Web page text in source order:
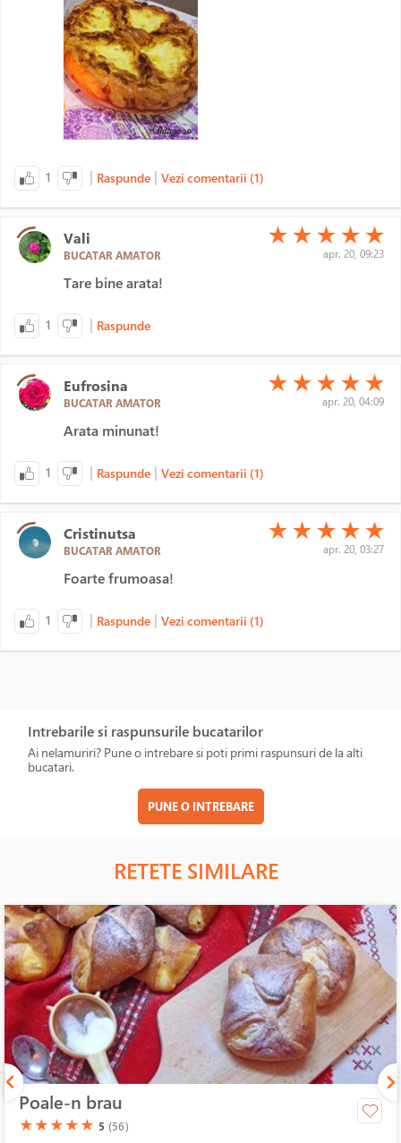
1 | Raspunde | Vezi comentarii (1)
Vali
BUCATAR AMATOR
(*)
★ (*)
★ (*)
★ (*)
★ (*)
★
apr. 20, 09:23
Tare bine arata!
1 | Raspunde
Eufrosina
BUCATAR AMATOR
(*)
★ (*)
★ (*)
★ (*)
★ (*)
★
apr. 20, 04:09
Arata minunat!
1 | Raspunde | Vezi comentarii (1)
Cristinutsa
BUCATAR AMATOR
(*)
★ (*)
★ (*)
★ (*)
★ (*)
★
apr. 20, 03:27
Foarte frumoasa!
1 | Raspunde | Vezi comentarii (1)
Intrebarile si raspunsurile bucatarilor
Ai nelamuriri? Pune o intrebare si poti primi raspunsuri de la alti
bucatari.
PUNE O INTREBARE
RETETE SIMILARE
Poale-n brau
(*)
★(*)
★(*)
★(*)
★(*)
★ 5 (56)